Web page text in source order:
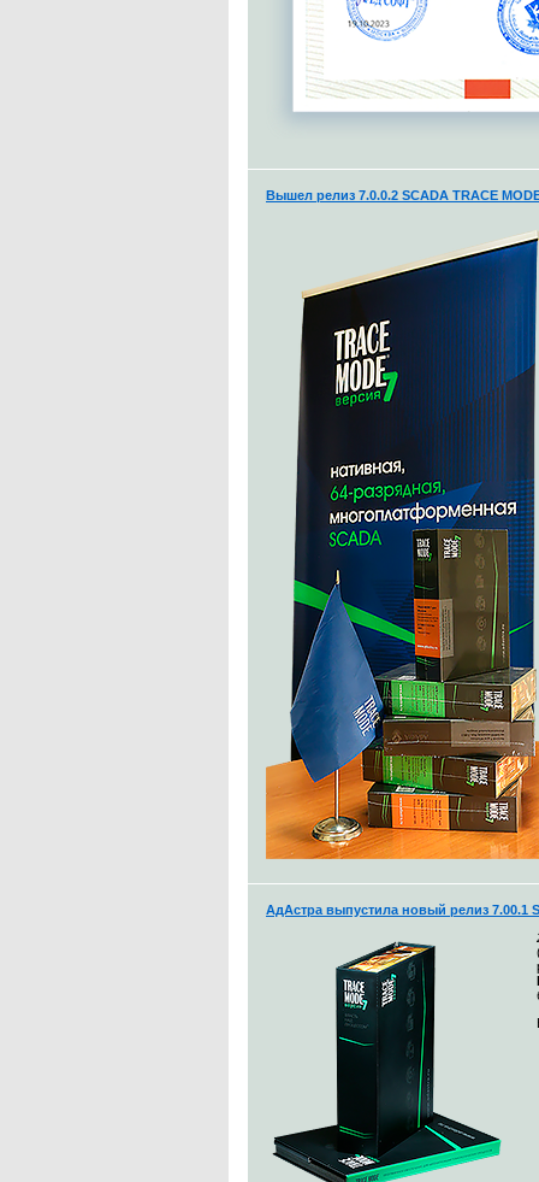
Вышел релиз 7.0.0.2 SCADA TRACE
АдАстра выпустила новый релиз 7.00.1